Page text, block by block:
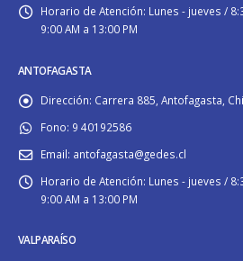
Horario de Atención: Lunes - jueves /
9:00 AM a 13:00 PM
ANTOFAGASTA
Dirección: Carrera 885, Antofagasta,
Fono: 9 40192586
Email: antofagasta@gedes.cl
Horario de Atención: Lunes - jueves /
9:00 AM a 13:00 PM
VALPARAÍSO